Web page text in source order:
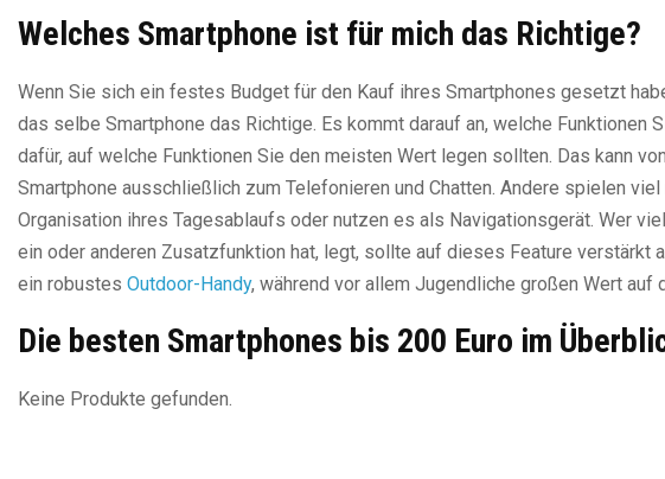
Welches Smartphone ist für mich das Richtige?
Wenn Sie sich ein festes Budget für den Kauf ihres Smartphones gesetzt
das selbe Smartphone das Richtige. Es kommt darauf an, welche Funktionen
dafür, auf welche Funktionen Sie den meisten Wert legen sollten. Das kann
Smartphone ausschließlich zum Telefonieren und Chatten. Andere spielen
Organisation ihres Tagesablaufs oder nutzen es als Navigationsgerät. Wer
ein oder anderen Zusatzfunktion hat, legt, sollte auf dieses Feature verstärkt
ein robustes Outdoor-Handy, während vor allem Jugendliche großen Wert auf
Die besten Smartphones bis 200 Euro im
Keine Produkte gefunden.